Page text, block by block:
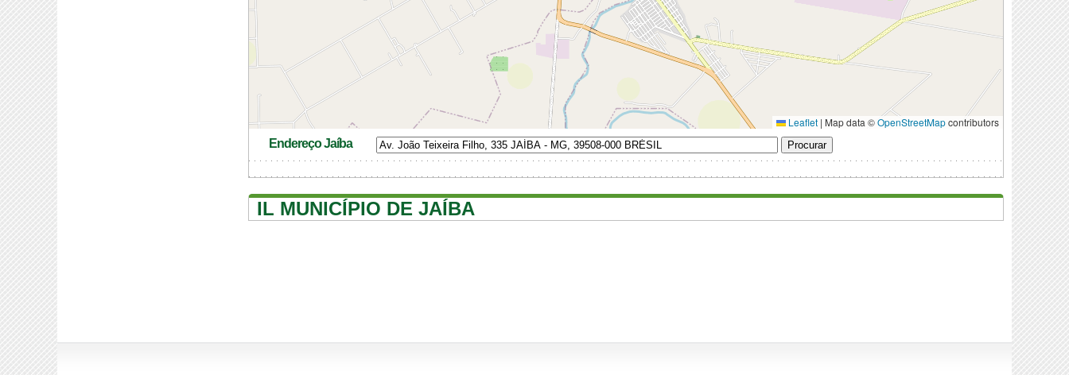
Leaflet | Map data ©OpenStreetMapcontributors
Endereço Jaíba
IL MUNICÍPIO DE JAÍBA